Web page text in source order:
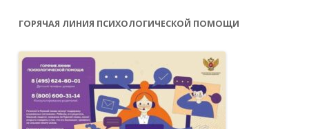
ГОРЯЧАЯ ЛИНИЯ ПСИХОЛОГИЧЕСКОЙ ПОМОЩИ